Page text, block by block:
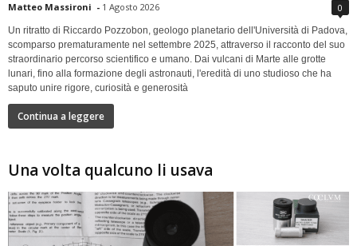
Matteo Massironi - 1 Agosto 2026 0
Un ritratto di Riccardo Pozzobon, geologo planetario dell'Università di Padova,
scomparso prematuramente nel settembre 2025, attraverso il racconto del suo
straordinario percorso scientifico e umano. Dai vulcani di Marte alle grotte
lunari, fino alla formazione degli astronauti, l'eredità di uno studioso che ha
saputo unire rigore, curiosità e generosità
Continua a leggere
Una volta qualcuno li usava